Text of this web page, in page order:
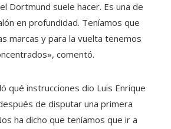
Dortmund suele hacer. Es una de
en profundidad. Teníamos que
marcas y para la vuelta tenemos
comentó.
qué instrucciones dio Luis Enrique
de disputar una primera
ha dicho que teníamos que ir a